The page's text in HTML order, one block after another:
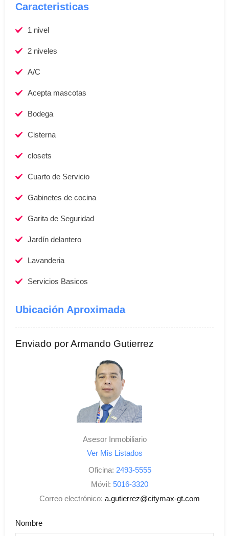
Caracteristicas
1 nivel
2 niveles
A/C
Acepta mascotas
Bodega
Cisterna
closets
Cuarto de Servicio
Gabinetes de cocina
Garita de Seguridad
Jardín delantero
Lavanderia
Servicios Basicos
Ubicación Aproximada
Enviado por Armando Gutierrez
Asesor Inmobiliario
Ver Mis Listados
Oficina: 2493-5555
Móvil: 5016-3320
Correo electrónico: a.gutierrez@citymax-gt.com
Nombre